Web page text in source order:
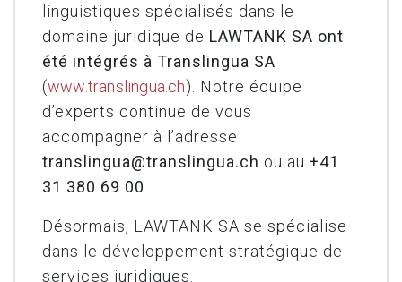
linguistiques spécialisés dans le
domaine juridique de LAWTANK SA ont
été intégrés à Translingua SA
(www.translingua.ch). Notre équipe
d’experts continue de vous
accompagner à l’adresse
translingua@translingua.ch ou au +41
31 380 69 00
Désormais, LAWTANK SA se spécialise
dans le développement stratégique de
services juridiques.